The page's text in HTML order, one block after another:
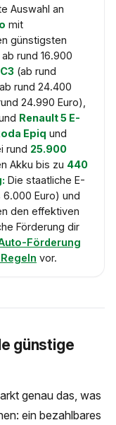
Auswahl an
mit
günstigsten
rund 16.900
(ab rund
rund 24.400
24.990 Euro),
Renault 5 E-
Epiq und
rund 25.900
Akku bis zu 440
Die staatliche E-
Euro) und
den effektiven
Förderung dir
Förderung
vor.
günstige
genau das, was
ein bezahlbares